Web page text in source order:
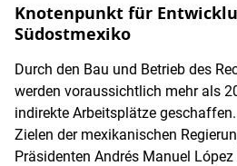
Knotenpunkt für
Südostmexiko
Durch den Bau und Betrieb des
werden voraussichtlich mehr als
indirekte Arbeitsplätze
Zielen der mexikanischen
Präsidenten Andrés Manuel